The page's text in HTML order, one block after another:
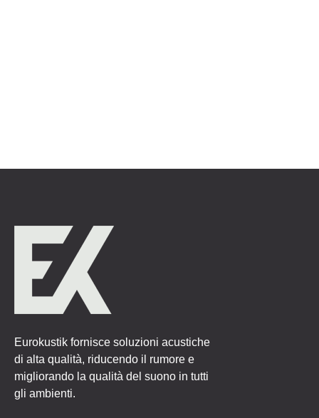
Eurokustik fornisce soluzioni acustiche
di alta qualità, riducendo il rumore e
migliorando la qualità del suono in tutti
gli ambienti.